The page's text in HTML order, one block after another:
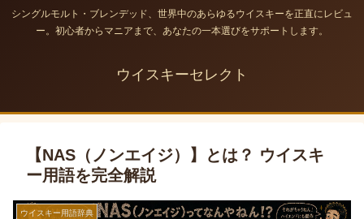
シングルモルト・ブレンデッド、世界中のあらゆるウイスキーを正直にレビュ
ー。初心者からマニアまで、あなたの一本選びをサポートします。
ウイスキーセレクト
【NAS（ノンエイジ）】とは？ ウイスキ
ー用語を完全解説
ウイスキー用語辞典